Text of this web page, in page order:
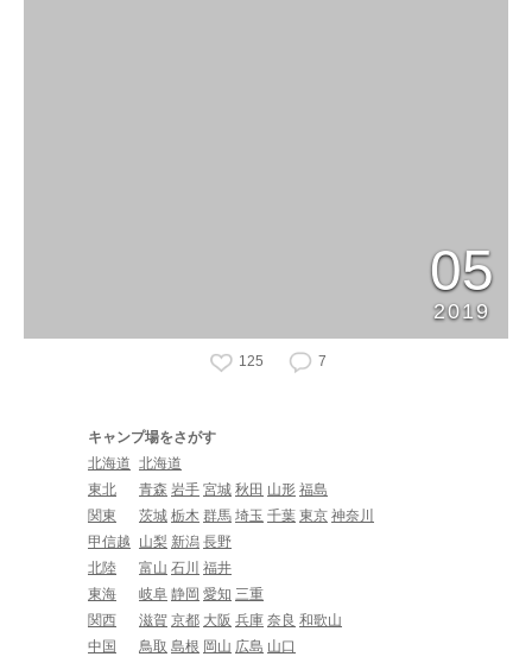
05
2019
125 7
キャンプ場をさがす
北海道 北海道
東北
青森 岩手 宮城 秋田 山形 福島
関東
茨城 栃木 群馬 埼玉 千葉 東京 神奈川
甲信越
山梨 新潟 長野
北陸
富山 石川 福井
東海
岐阜 静岡 愛知 三重
関西
滋賀 京都 大阪 兵庫 奈良 和歌山
中国
鳥取 島根 岡山 広島 山口